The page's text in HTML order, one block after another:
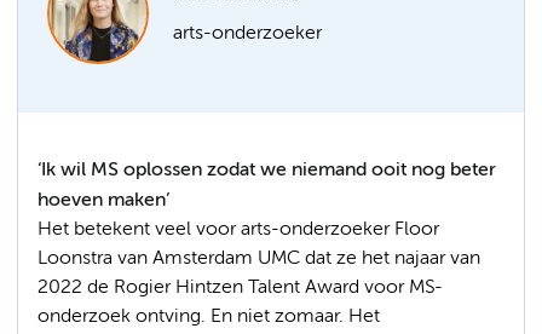
arts-onderzoeker
‘Ik wil MS oplossen zodat we niemand ooit nog beter
hoeven maken’
Het betekent veel voor arts-onderzoeker Floor
Loonstra van Amsterdam UMC dat ze het najaar van
2022 de Rogier Hintzen Talent Award voor MS-
onderzoek ontving. En niet zomaar. Het